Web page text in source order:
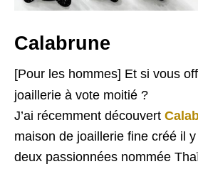
Calabrune
[Pour les hommes] Et si vous
joaillerie à vote moitié ?
J’ai récemment découvert
maison de joaillerie fine créé il
deux passionnées nommée